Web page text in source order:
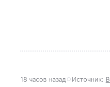
18 часов назад Источник: